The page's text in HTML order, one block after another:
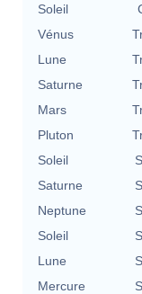
Soleil
Vénus
Lune
Saturne
Mars
Pluton
Soleil
Saturne
Neptune
Soleil
Lune
Mercure